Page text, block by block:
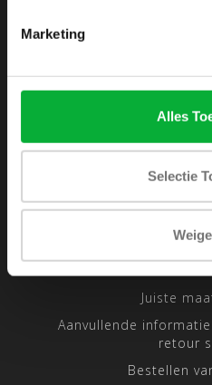
Marketing
Alles
Selectie
Privacy
Juiste
Aanvullende
retour
Bestellen